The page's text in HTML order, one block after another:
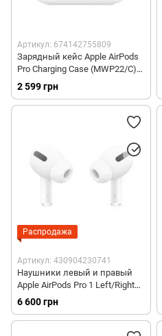
Артикул: 674142755809
Зарядный кейс Apple AirPods
Pro Charging Case (MWP22/C)
(no-box)
2 599 грн
Распродажа
Артикул: 430904230741
Наушники левый и правый
Apple AirPods Pro 1 Left/Right
A2084/A2083 (MWP22) (no-box)
6 600 грн